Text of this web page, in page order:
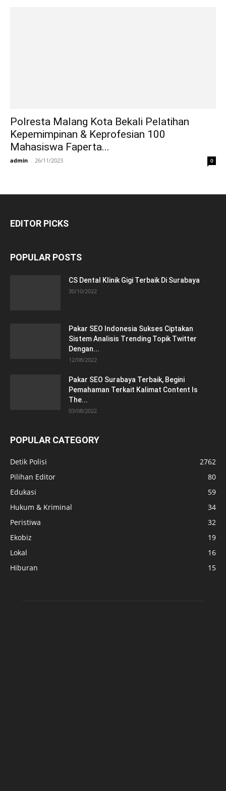
Polresta Malang Kota Bekali Pelatihan
Kepemimpinan & Keprofesian 100
Mahasiswa Faperta...
admin - 26/11/2023 0
EDITOR PICKS
POPULAR POSTS
CS Dental Klinik Gigi Terbaik Di Surabaya
30/10/2022
Pakar SEO Indonesia Sukses Ciptakan
Sistem Analisis Trending Topik Twitter
Dengan...
12/08/2022
Pakar SEO Surabaya Terbaik, Begini
Pemahaman Terkait Kalimat Content Is
The...
03/08/2022
POPULAR CATEGORY
Detik Polisi
2762
Pilihan Editor
80
Edukasi
59
Hukum & Kriminal
34
Peristiwa
32
Ekobiz
19
Lokal
16
Hiburan
15